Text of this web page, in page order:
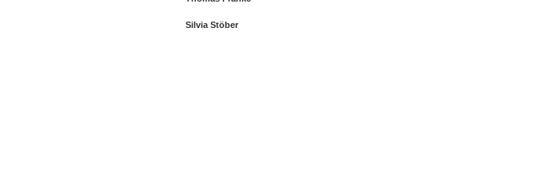
Silvia Stöber